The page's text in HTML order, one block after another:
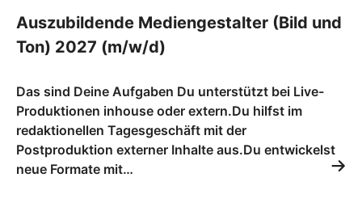
Auszubildende Mediengestalter (Bild und
Ton) 2027 (m/w/d)
Das sind Deine Aufgaben Du unterstützt bei Live-
Produktionen inhouse oder extern.Du hilfst im
redaktionellen Tagesgeschäft mit der
Postproduktion externer Inhalte aus.Du entwickelst
neue Formate mit…